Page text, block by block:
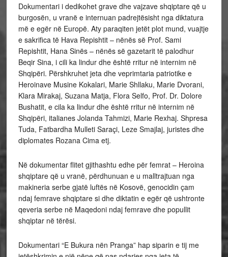
Dokumentari i dedikohet grave dhe vajzave shqiptare që u
burgosën, u vranë e internuan padrejtësisht nga diktatura
më e egër në Europë. Aty paraqiten jetët plot mund, vuajtje
e sakrifica të Hava Repishtit – nënës së Prof. Sami
Repishtit, Hana Sinës – nënës së gazetarit të palodhur
Beqir Sina, i cili ka lindur dhe është rritur në internim në
Shqipëri. Përshkruhet jeta dhe veprimtaria patriotike e
Heroinave Musine Kokalari, Marie Shllaku, Marie Dvorani,
Klara Mirakaj, Suzana Matja, Flora Selfo, Prof. Dr. Dolore
Bushatit, e cila ka lindur dhe është rritur në internim në
Shqipëri, italianes Jolanda Tahmizi, Marie Rexhaj. Shpresa
Tuda, Fatbardha Mulleti Saraçi, Leze Smajlaj, juristes dhe
diplomates Rozana Cima etj.
Në dokumentar flitet gjithashtu edhe për femrat – Heroina
shqiptare që u vranë, përdhunuan e u malltrajtuan nga
makineria serbe gjatë luftës në Kosovë, genocidin çam
ndaj femrave shqiptare si dhe diktatin e egër që ushtronte
qeveria serbe në Maqedoni ndaj femrave dhe popullit
shqiptar në tërësi.
Dokumentari “E Bukura nën Pranga” hap siparin e tij me